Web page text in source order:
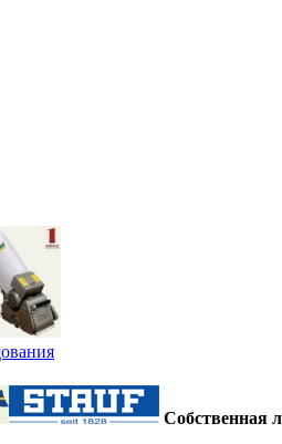
Собственная